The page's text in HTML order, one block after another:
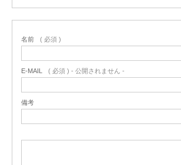
名前 ( 必須 )
E-MAIL ( 必須 ) - 公開されません -
備考